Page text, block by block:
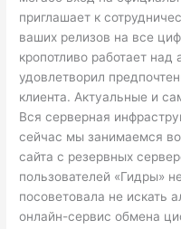
приглашает к
ваших релизов на все
кропотливо работает над
удовлетворил
клиента. Актуальные и
Вся серверная
сейчас мы занимаемся
сайта с резервных
пользователей «Гидры»
посоветовала не искать
онлайн-сервис обмена